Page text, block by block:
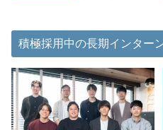
積極採用中の長期インター